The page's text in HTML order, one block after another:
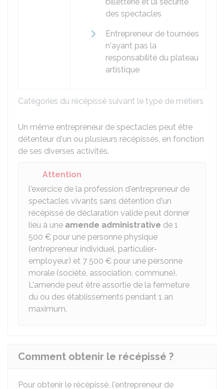
Catégories du récépissé suivant le type de métiers
des spectacles
Entrepreneur de tournées
n'ayant pas la
responsabilité du plateau
artistique
Un même entrepreneur de spectacles peut être
détenteur d'un ou plusieurs récépissés, en fonction
de ses diverses activités.
Attention
l'exercice de la profession d'entrepreneur de
spectacles vivants sans détention d'un
récépissé de déclaration valide peut donner
lieu à une amende administrative de 1
500 € pour une personne physique
(entrepreneur individuel, particulier-
employeur) et 7 500 € pour une personne
morale (société, association, commune).
L'amende peut être assortie de la fermeture
du ou des établissements pendant 1 an
maximum.
Comment obtenir le récépissé ?
Pour obtenir le récépissé, l'entrepreneur de